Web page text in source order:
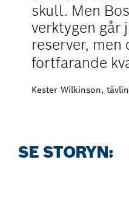
skull. Men
verktygen går
reserver, men
fortfarande
Kester Wilkinson,
SE STORYN: